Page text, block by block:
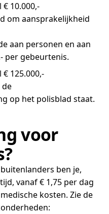
10.000,-
om aansprakelijkheid
aan personen en aan
per gebeurtenis.
125.000,-
de
op het polisblad staat.
voor
ben je,
vanaf € 1,75 per dag
kosten. Zie de